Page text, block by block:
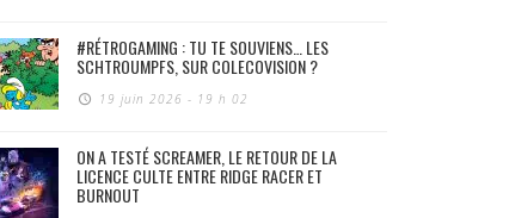
#RÉTROGAMING : TU TE SOUVIENS… LES
SCHTROUMPFS, SUR COLECOVISION ?
19 juin 2026 - 19 h 02
ON A TESTÉ SCREAMER, LE RETOUR DE LA
LICENCE CULTE ENTRE RIDGE RACER ET
BURNOUT